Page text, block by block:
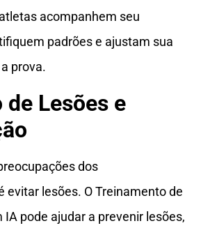
acompanhem seu
padrões e ajustam sua
prova.
de Lesões e
dos
evitar lesões. O Treinamento de
pode ajudar a prevenir lesões,